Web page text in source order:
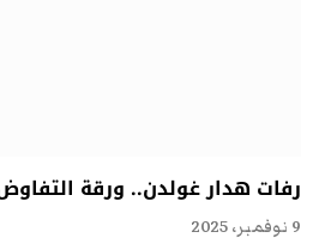
رفات هدار غولدن.. ورقة
9 نوفمبر، 2025